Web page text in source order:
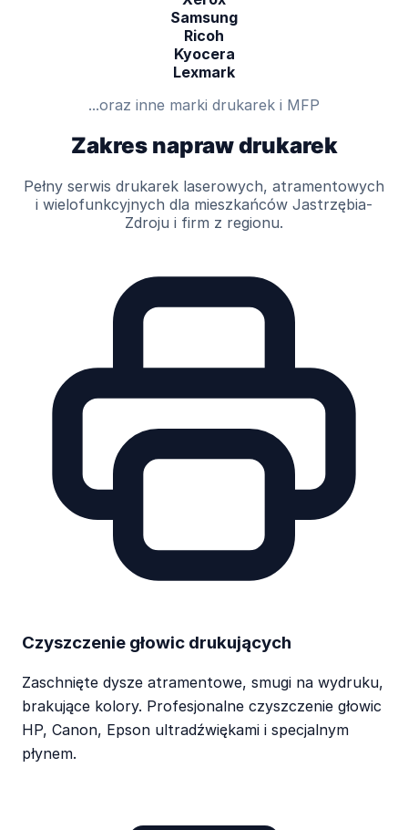
Samsung
Ricoh
Kyocera
Lexmark
...oraz inne marki drukarek i MFP
Zakres napraw drukarek
Pełny serwis drukarek laserowych, atramentowych
i wielofunkcyjnych dla mieszkańców Jastrzębia-
Zdroju i firm z regionu.
Czyszczenie głowic drukujących
Zaschnięte dysze atramentowe, smugi na wydruku,
brakujące kolory. Profesjonalne czyszczenie głowic
HP, Canon, Epson ultradźwiękami i specjalnym
płynem.